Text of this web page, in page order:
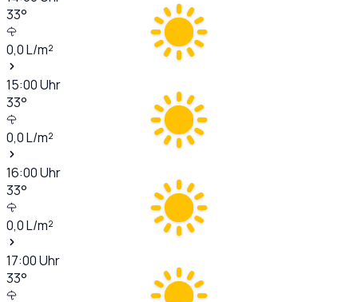
33°
0,0L/m²
15:00Uhr
33°
0,0L/m²
16:00Uhr
33°
0,0L/m²
17:00Uhr
33°